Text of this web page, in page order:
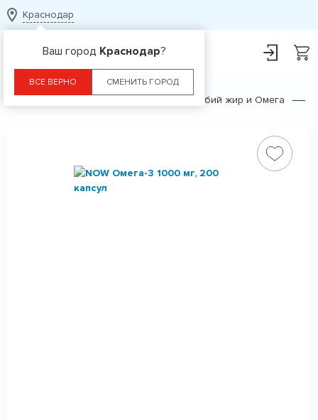
Краснодар
Ваш город Краснодар?
ВСЕ ВЕРНО СМЕНИТЬ ГОРОД
Рыбий жир и Омега